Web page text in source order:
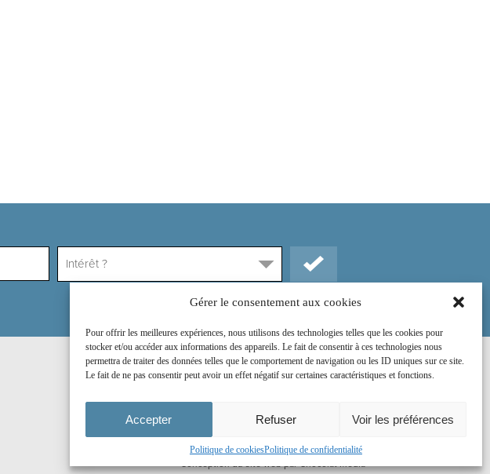
Gérer le consentement aux cookies
Pour offrir les meilleures expériences, nous utilisons des technologies telles que les cookies pour
stocker et/ou accéder aux informations des appareils. Le fait de consentir à ces technologies nous
permettra de traiter des données telles que le comportement de navigation ou les ID uniques sur ce site.
Le fait de ne pas consentir peut avoir un effet négatif sur certaines caractéristiques et fonctions.
Accepter Refuser Voir les préférences
Politique de cookiesPolitique de confidentialité
Intérêt ?
Rejoignez-nous sur :
Conception du site web parChocolat Média